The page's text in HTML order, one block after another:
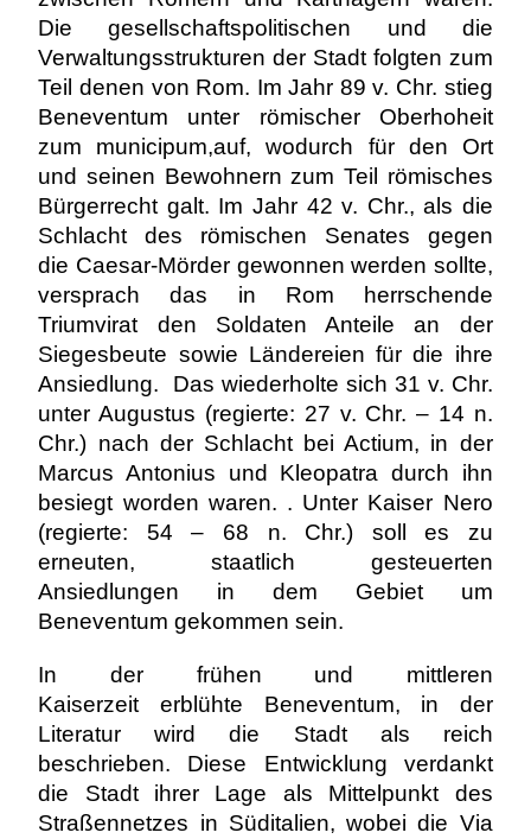
Die gesellschaftspolitischen und die
Verwaltungsstrukturen der Stadt folgten zum
Teil denen von Rom. Im Jahr 89 v. Chr. stieg
Beneventum unter römischer Oberhoheit
zum municipum,auf, wodurch für den Ort
und seinen Bewohnern zum Teil römisches
Bürgerrecht galt. Im Jahr 42 v. Chr., als die
Schlacht des römischen Senates gegen
die Caesar-Mörder gewonnen werden sollte,
versprach das in Rom herrschende
Triumvirat den Soldaten Anteile an der
Siegesbeute sowie Ländereien für die ihre
Ansiedlung. Das wiederholte sich 31 v. Chr.
unter Augustus (regierte: 27 v. Chr. – 14 n.
Chr.) nach der Schlacht bei Actium, in der
Marcus Antonius und Kleopatra durch ihn
besiegt worden waren. . Unter Kaiser Nero
(regierte: 54 – 68 n. Chr.) soll es zu
erneuten, staatlich gesteuerten
Ansiedlungen in dem Gebiet um
Beneventum gekommen sein.
In der frühen und mittleren
Kaiserzeit erblühte Beneventum, in der
Literatur wird die Stadt als reich
beschrieben. Diese Entwicklung verdankt
die Stadt ihrer Lage als Mittelpunkt des
Straßennetzes in Süditalien, wobei die Via